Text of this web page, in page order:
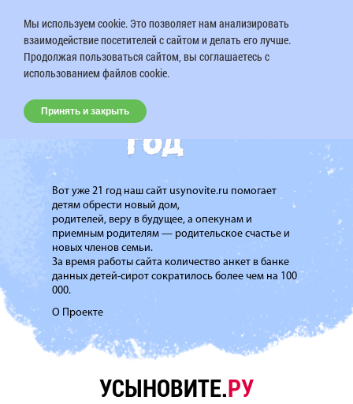
Вот уже 21 год наш сайт usynovite.ru помогает
детям обрести новый дом,
родителей, веру в будущее, а опекунам и
приемным родителям — родительское счастье и
новых членов семьи.
За время работы сайта количество анкет в банке
данных детей-сирот сократилось более чем на 100
000.
О Проекте
УСЫНОВИТЕ.РУ
Мы используем cookie. Это позволяет нам анализировать
взаимодействие посетителей с сайтом и делать его лучше.
Продолжая пользоваться сайтом, вы соглашаетесь с
использованием файлов cookie.
Принять и закрыть